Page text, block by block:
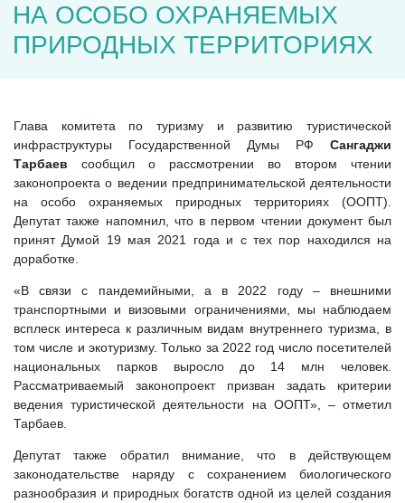
НА ОСОБО ОХРАНЯЕМЫХ
ПРИРОДНЫХ ТЕРРИТОРИЯХ
Глава комитета по туризму и развитию туристической
инфраструктуры Государственной Думы РФ Сангаджи
Тарбаев сообщил о рассмотрении во втором чтении
законопроекта о ведении предпринимательской деятельности
на особо охраняемых природных территориях (ООПТ).
Депутат также напомнил, что в первом чтении документ был
принят Думой 19 мая 2021 года и с тех пор находился на
доработке.
«В связи с пандемийными, а в 2022 году – внешними
транспортными и визовыми ограничениями, мы наблюдаем
всплеск интереса к различным видам внутреннего туризма, в
том числе и экотуризму. Только за 2022 год число посетителей
национальных парков выросло до 14 млн человек.
Рассматриваемый законопроект призван задать критерии
ведения туристической деятельности на ООПТ», – отметил
Тарбаев.
Депутат также обратил внимание, что в действующем
законодательстве наряду с сохранением биологического
разнообразия и природных богатств одной из целей создания